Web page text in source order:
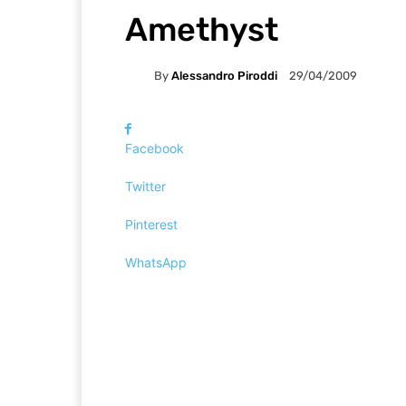
Amethyst
By Alessandro Piroddi 29/04/2009
Facebook
Twitter
Pinterest
WhatsApp